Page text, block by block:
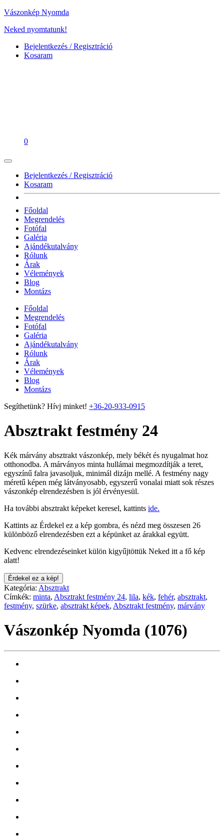
Vászonkép Nyomda
Neked nyomtatunk!
Bejelentkezés / Regisztráció
Kosaram
0
Bejelentkezés / Regisztráció
Kosaram
Főoldal
Megrendelés
Fotófal
Galéria
Ajándékutalvány
Rólunk
Árak
Vélemények
Blog
Montázs
Főoldal
Megrendelés
Fotófal
Galéria
Ajándékutalvány
Rólunk
Árak
Vélemények
Blog
Montázs
Segíthetünk? Hívj minket! +36-20-933-0915
Absztrakt festmény 24
Kék márvány absztrakt vászonkép, mely békét és nyugalmat hoz
otthonodba. A márványos minta hullámai megmozdítják a teret,
egyszínű falra javasoljuk, minimál dizájn mellé. A festmény nagy
méretű képen még látványosabb, egyszerű vonalai miatt sok részes
vászonkép elrendezésben is jól érvényesül.
Ha további absztrakt képeket keresel, kattints ide.
Kattints az Érdekel ez a kép gombra, és nézd meg összesen 26
különböző elrendezésben ezt a képünket az árakkal együtt.
Kedvenc elrendezéseinket külön kigyűjtöttük Neked itt a fő kép
alatt!
Érdekel ez a kép!
Kategória: Absztrakt
Címkék: minta, Absztrakt festmény 24, lila, kék, fehér, absztrakt,
festmény, szürke, absztrakt képek, Absztrakt festmény, márvány
Vászonkép Nyomda (1076)